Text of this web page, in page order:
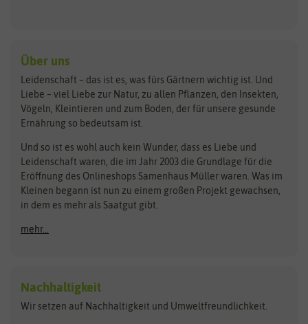
Kräutersamen
Obstsamen
Pilzbrut
Rasensamen
Steckzwiebeln
Zimmer & Kübelpflanzen
Kataloge
Schnäppchen
Anzucht & Gartenzubehör
Anzuchtschalen
Heizmatte & Heizkabel
Kokos-Quelltabletten
Benary
Bingenheimer Saatgut
Bionana
BIOWOL
Blumicorn
Bûten Birds
Carl Pabst
Dürr-Samen
Feldsaaten Freudenberger
Fertil
Flora Elite
Florissa Hortitops
Über uns
Leidenschaft – das ist es, was fürs Gärtnern wichtig ist. Und
Liebe – viel Liebe zur Natur, zu allen Pflanzen, den Insekten,
Vögeln, Kleintieren und zum Boden, der für unsere gesunde
Ernährung so bedeutsam ist.
Und so ist es wohl auch kein Wunder, dass es Liebe und
Leidenschaft waren, die im Jahr 2003 die Grundlage für die
Eröffnung des Onlineshops Samenhaus Müller waren. Was im
Kleinen begann ist nun zu einem großen Projekt gewachsen,
in dem es mehr als Saatgut gibt.
mehr...
Nachhaltigkeit
Wir setzen auf Nachhaltigkeit und Umweltfreundlichkeit.